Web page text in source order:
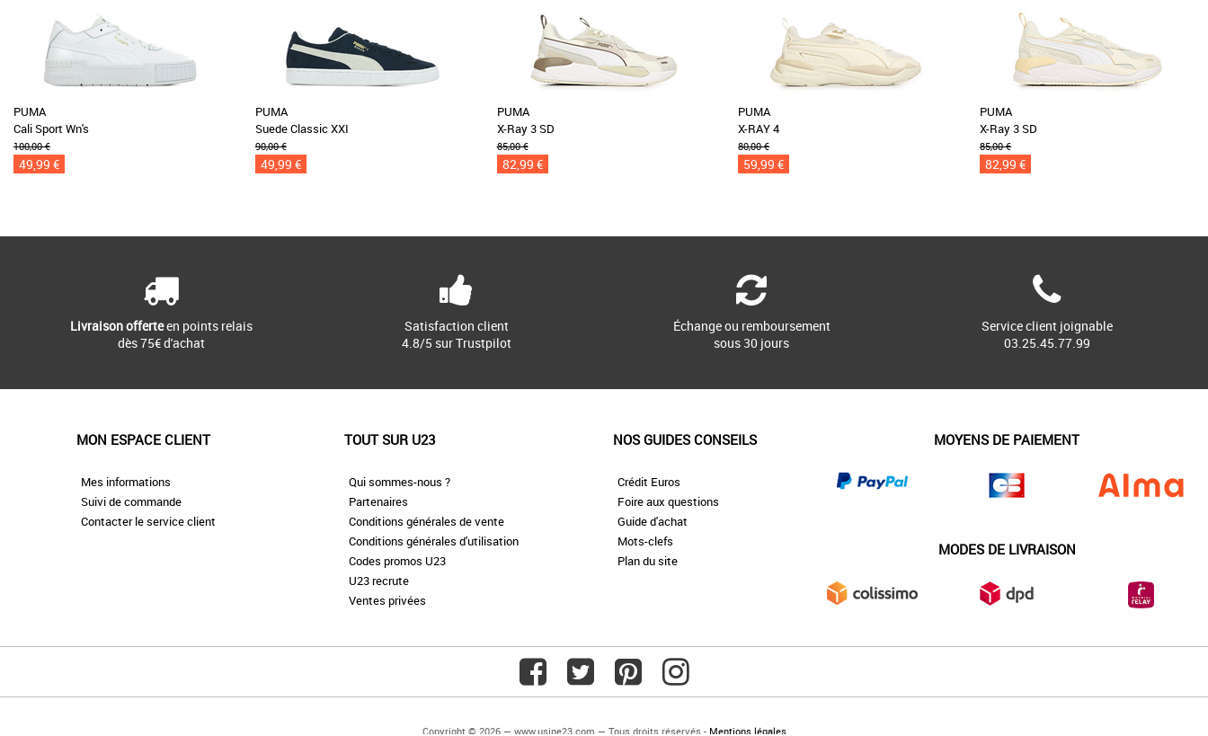
PUMA
Cali Sport Wn's
100,00 €
49,99 €
PUMA
Suede Classic XXI
90,00 €
49,99 €
PUMA
X-Ray 3 SD
85,00 €
82,99 €
PUMA
X-RAY 4
80,00 €
59,99 €
PUMA
X-Ray 3 SD
85,00 €
82,99 €
Livraison offerteen points relais
dès 75€ d'achat
Satisfaction client
4.8/5 sur Trustpilot
Échange ou remboursement
sous 30 jours
Service client joignable
03.25.45.77.99
MON ESPACE CLIENT
Mes informations
Suivi de commande
Contacter le service client
TOUT SUR U23
Qui sommes-nous ?
Partenaires
Conditions générales de vente
Conditions générales d'utilisation
Codes promos U23
U23 recrute
Ventes privées
NOS GUIDES CONSEILS
Crédit Euros
Foire aux questions
Guide d'achat
Mots-clefs
Plan du site
MOYENS DE PAIEMENT
MODES DE LIVRAISON
Copyright © 2026 — www.usine23.com — Tous droits réservés - Mentions légales